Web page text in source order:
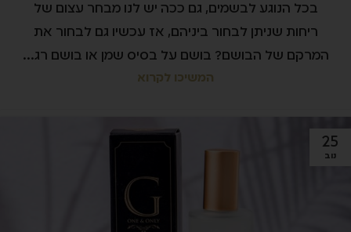
בכל הנוגע לבשמים, גם ככה יש לנו מבחר עצום של
ריחות שניתן לבחור ביניהם, אז עכשיו גם לבחור את
המרקם של הבושם? בושם על בסיס שמן או בושם רג...
המשיכו לקרוא
25
נוב